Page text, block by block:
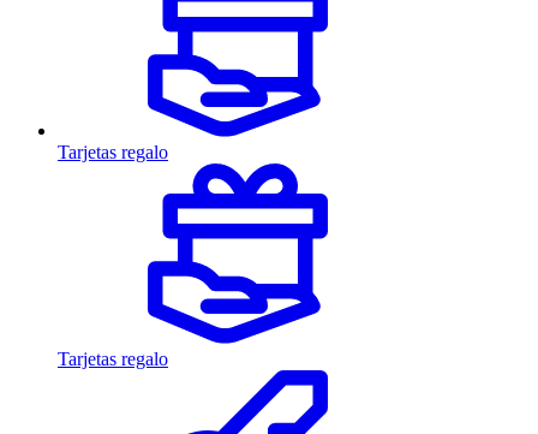
Tarjetas regalo
Tarjetas regalo